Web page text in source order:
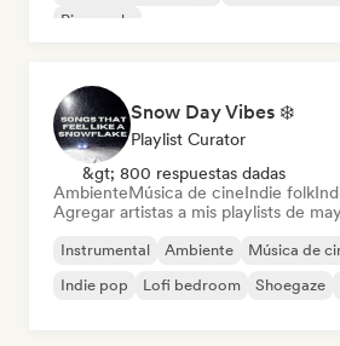
Piano solo
Snow Day Vibes ❄️
Playlist Curator
&gt; 800 respuestas dadas
AmbienteMúsica de cineIndie folk
Agregar artistas a mis playlists de
Instrumental Ambiente Música de
Indie pop
Lofi bedroom Shoegaze